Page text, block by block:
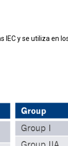
y se utiliza en